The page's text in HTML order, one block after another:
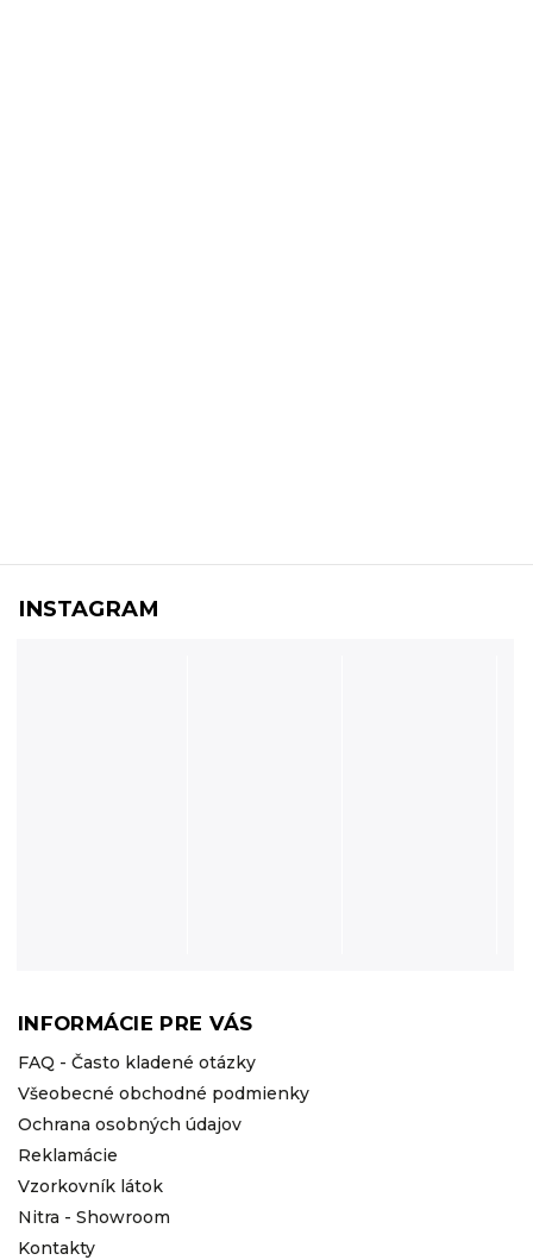
INFORMÁCIE PRE VÁS
FAQ - Často kladené otázky
Všeobecné obchodné podmienky
Ochrana osobných údajov
Reklamácie
Vzorkovník látok
Nitra - Showroom
Kontakty
INSTAGRAM